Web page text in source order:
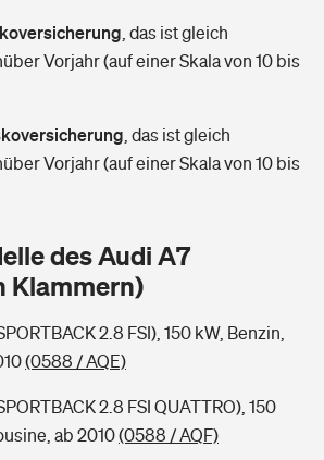
Versicherer finden
Jetzt Versicherer finden
viel Geld bekomme ich im Alter?
das ist gleich
Vorjahr (auf einer Skala von 10 bis
das ist gleich
Vorjahr (auf einer Skala von 10 bis
des Audi A7
Klammern)
2.8 FSI), 150 kW, Benzin,
(0588 / AQE)
2.8 FSI QUATTRO), 150
ab 2010(0588 / AQF)